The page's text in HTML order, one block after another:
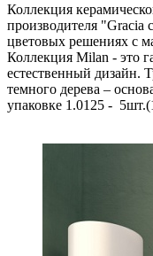
Коллекция
производителя "Gracia
цветовых решениях с
Коллекция Milan - это
естественный дизайн.
темного дерева –
упаковке 1.0125 -